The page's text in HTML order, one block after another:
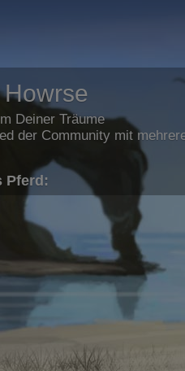
Deiner Träume
der Community mit
Pferd: